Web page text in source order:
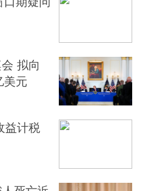
拟向
美元
益计税